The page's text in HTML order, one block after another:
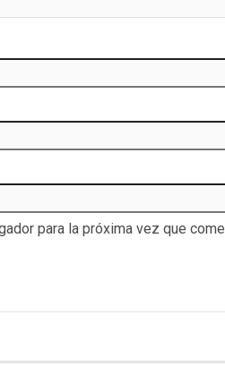
para la próxima vez que